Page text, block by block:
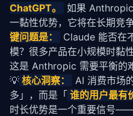
ChatGPT。
如果
一黏性优势，它将在长期竞
键问题是：
Claude 能否在
模？很多产品在小规模时黏
这是 Anthropic 需要平衡的
💡 核心洞察：
AI 消费市场
多」，而是「 谁的用户最有
时长优势是一个重要信号——